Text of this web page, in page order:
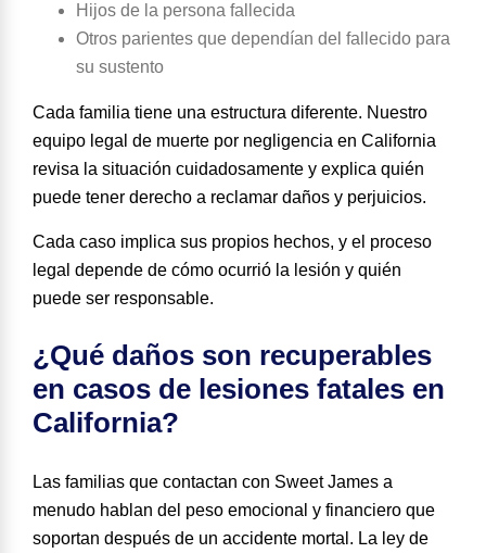
Hijos de la persona fallecida
Otros parientes que dependían del fallecido para
su sustento
Cada familia tiene una estructura diferente. Nuestro
equipo legal de muerte por negligencia en California
revisa la situación cuidadosamente y explica quién
puede tener derecho a reclamar daños y perjuicios.
Cada caso implica sus propios hechos, y el proceso
legal depende de cómo ocurrió la lesión y quién
puede ser responsable.
¿Qué daños son recuperables
en casos de lesiones fatales en
California?
Las familias que contactan con Sweet James a
menudo hablan del peso emocional y financiero que
soportan después de un accidente mortal. La ley de